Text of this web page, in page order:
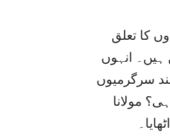
کا تعلق
انہوں
کہ 250مدارس شدت پسند سرگرمیوں
مولانا